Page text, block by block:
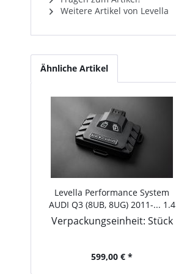
Weitere Artikel von Levella
Ähnliche Artikel
Levella Performance System
AUDI Q3 (8UB, 8UG) 2011-... 1.4
TFSI, 125PS/92kW, 1395ccm
Verpackungseinheit: Stück
599,00 € *